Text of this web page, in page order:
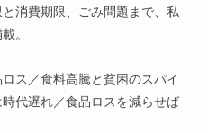
消費期限、ごみ問題まで、私
。
ス／食料高騰と貧困のスパイ
代遅れ／食品ロスを減らせば